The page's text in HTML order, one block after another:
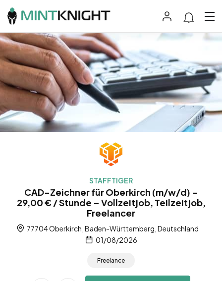
STAFFTIGER
CAD-Zeichner für Oberkirch (m/w/d) –
29,00 € / Stunde – Vollzeitjob, Teilzeitjob,
Freelancer
77704 Oberkirch, Baden-Württemberg, Deutschland
01/08/2026
Freelance